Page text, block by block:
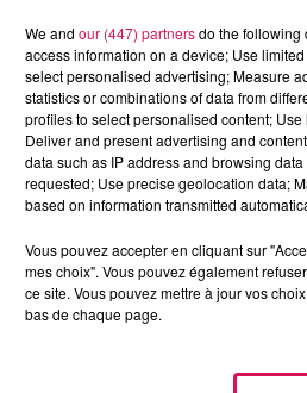
et 750m2 de surface
et gratuit.
le bailleur Promocil 36
sur le même site
We and our (447) partnersdo the following
access information on a device; Use
select personalised advertising; Measure
statistics or combinations of data from
profiles to select personalised content;
Deliver and present advertising and
data such as IP address and browsing
requested; Use precise geolocation data;
based on information transmitted
Vous pouvez accepter en cliquant sur
mes choix". Vous pouvez également
ce site. Vous pouvez mettre à jour vos
bas de chaque page.